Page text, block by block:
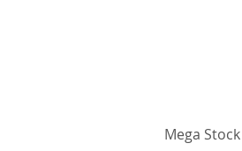
Mega